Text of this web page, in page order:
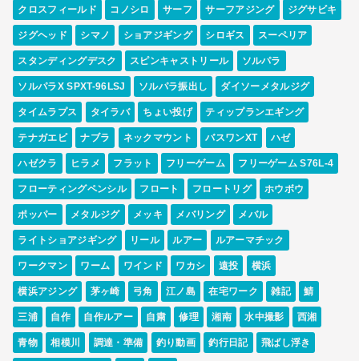
クロスフィールド コノシロ サーフ サーフアジング ジグサビキ
ジグヘッド シマノ ショアジギング シロギス スーペリア
スタンディングデスク スピンキャストリール ソルパラ
ソルパラX SPXT-96LSJ ソルパラ振出し ダイソーメタルジグ
タイムラプス タイラバ ちょい投げ ティップランエギング
テナガエビ ナブラ ネックマウント バスワンXT ハゼ
ハゼクラ ヒラメ フラット フリーゲーム フリーゲーム S76L-4
フローティングペンシル フロート フロートリグ ホウボウ
ポッパー メタルジグ メッキ メバリング メバル
ライトショアジギング リール ルアー ルアーマチック
ワークマン ワーム ワインド ワカシ 遠投 横浜
横浜アジング 茅ヶ崎 弓角 江ノ島 在宅ワーク 雑記 鯖
三浦 自作 自作ルアー 自粛 修理 湘南 水中撮影 西湘
青物 相模川 調達・準備 釣り動画 釣行日記 飛ばし浮き